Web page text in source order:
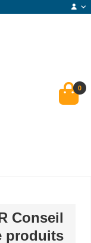
0
Conseil
produits